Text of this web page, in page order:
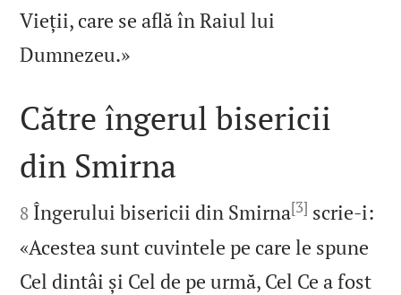
Vieții, care se află în Raiul lui
Dumnezeu.»

Către îngerul bisericii
din Smirna

8 Îngerului bisericii din Smirna[3] scrie‑i:
«Acestea sunt cuvintele pe care le spune
Cel dintâi și Cel de pe urmă, Cel Ce a fost